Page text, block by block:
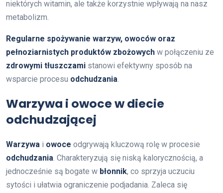
niektórych witamin, ale także korzystnie wpływają na nasz
metabolizm.
Regularne spożywanie warzyw, owoców oraz
pełnoziarnistych produktów zbożowych w połączeniu ze
zdrowymi tłuszczami stanowi efektywny sposób na
wsparcie procesu odchudzania.
Warzywa i owoce w diecie
odchudzającej
Warzywa i owoce odgrywają kluczową rolę w procesie
odchudzania. Charakteryzują się niską kalorycznością, a
jednocześnie są bogate w błonnik, co sprzyja uczuciu
sytości i ułatwia ograniczenie podjadania. Zaleca się